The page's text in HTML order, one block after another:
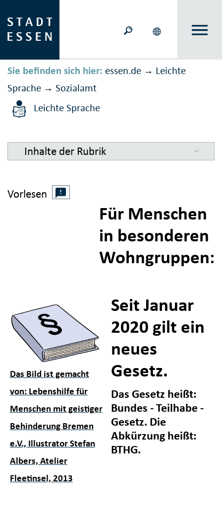
Sie befinden sich hier: essen.de → Leichte
Sprache → Sozialamt
Leichte Sprache
Inhalte der Rubrik
Vorlesen
Für Menschen
in besonderen
Wohngruppen:
Das Bild ist gemacht
von: Lebenshilfe für
Menschen mit geistiger
Behinderung Bremen
e.V., Illustrator Stefan
Albers, Atelier
Fleetinsel, 2013
Seit Januar
2020 gilt ein
neues
Gesetz.
Das Gesetz heißt:
Bundes - Teilhabe -
Gesetz. Die
Abkürzung heißt:
BTHG.